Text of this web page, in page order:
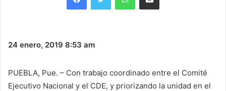
24 enero, 2019 8:53 am
PUEBLA, Pue. – Con trabajo coordinado entre el Comité
Ejecutivo Nacional y el CDE, y priorizando la unidad en el